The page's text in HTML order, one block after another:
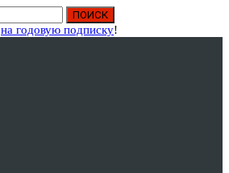
на годовую подписку!